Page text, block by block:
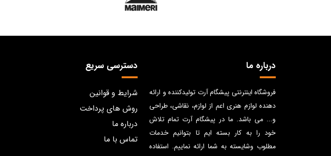
درباره ما
فروشگاه اینترنتی پیشگام آرت تولیدکننده و ارائه
دهنده لوازم هنری اعم از لوازم، نقاشی، طراحی
و... می باشد. ما در پیشگام آرت تمام تلاش
خود را به کار بسته ایم تا بتوانیم خدمات
مطلوب وشایسته به شما ارائه نماییم. استفاده
دسترسی سریع
شرایط و قوانین
روش های پرداخت
درباره ما
تماس با ما